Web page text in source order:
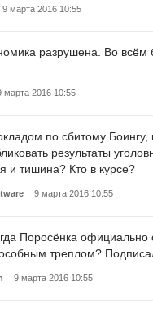
9 марта 2016 10:55
разрушена. Во всём
марта 2016 10:55
по сбитому Боингу,
результаты
и тишина? Кто в курсе?
9 марта 2016 10:55
Поросёнка официально
треплом?
9 марта 2016 10:55